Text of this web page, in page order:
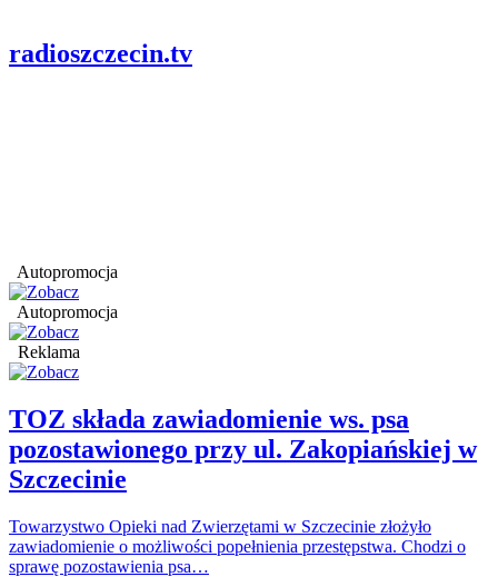
radioszczecin.tv
Autopromocja
Autopromocja
Reklama
TOZ składa zawiadomienie ws. psa
pozostawionego przy ul. Zakopiańskiej w
Szczecinie
Towarzystwo Opieki nad Zwierzętami w Szczecinie złożyło
zawiadomienie o możliwości popełnienia przestępstwa. Chodzi o
sprawę pozostawienia psa…